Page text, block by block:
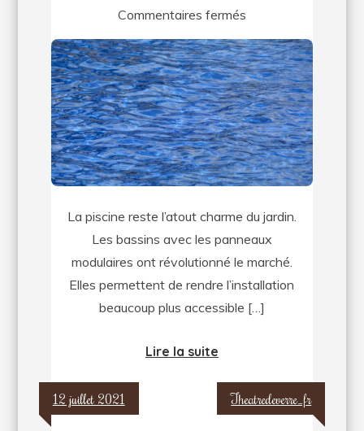
Commentaires ferméssur
Une
piscine
conçue
avec
des
panneaux
est
robuste
La piscine reste l’atout charme du jardin.
Les bassins avec les panneaux
modulaires ont révolutionné le marché.
Elles permettent de rendre l’installation
beaucoup plus accessible […]
Lire la suite
12 juillet 2021 Theatredeverre_fr